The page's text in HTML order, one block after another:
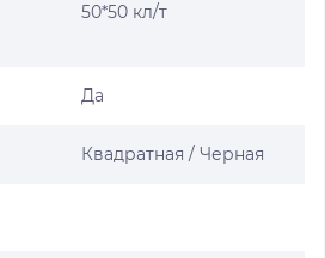
50*50 кл/т
Да
Квадратная / Черная